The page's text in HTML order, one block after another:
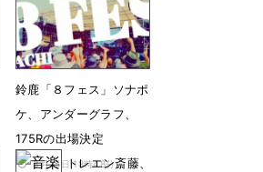
鈴鹿「８フェス」ソナポ
ケ、アンダーグラフ、
175Rの出場決定
3月25日 18時48分
トレエン斎藤、